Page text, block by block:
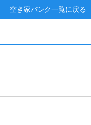
空き家バンク一覧に戻る